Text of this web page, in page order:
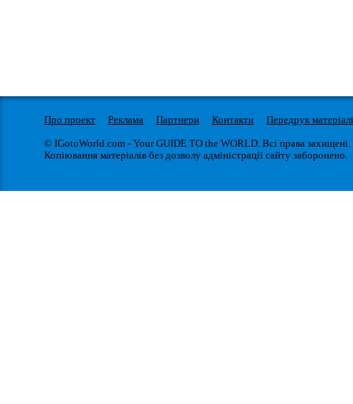
Про проект Реклама Партнери Контакти
Передрук
© IGotoWorld.com - Your GUIDE TO the WORLD. Всі права захищені.
Копіювання матеріалів без дозволу адміністрації сайту заборонено.